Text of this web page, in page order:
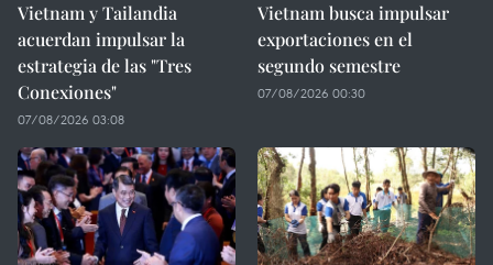
Vietnam y Tailandia
acuerdan impulsar la
estrategia de las "Tres
Conexiones"
07/08/2026 03:08
Vietnam busca impulsar
exportaciones en el
segundo semestre
07/08/2026 00:30